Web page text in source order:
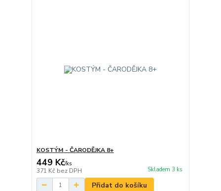
KOSTÝM - ČARODĚJKA 8+
449 Kč/ks
371 Kč bez DPH Skladem 3 ks
Přidat do košíku